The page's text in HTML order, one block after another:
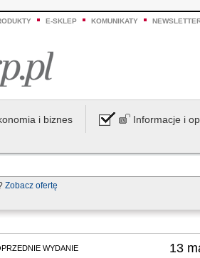
E-SKLEP KOMUNIKATY
i biznes Informacje i
Zobacz ofertę
WYDANIE 13